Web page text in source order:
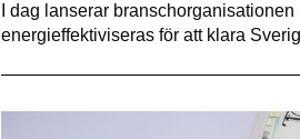
I dag lanserar
energieffektiviseras för att klara